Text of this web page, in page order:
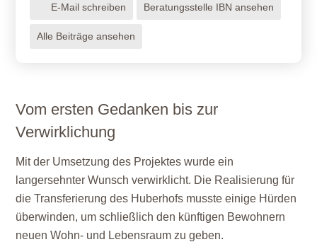
E-Mail schreiben Beratungsstelle IBN ansehen
Alle Beiträge ansehen
Vom ersten Gedanken bis zur
Verwirklichung
Mit der Umsetzung des Projektes wurde ein
langersehnter Wunsch verwirklicht. Die Realisierung für
die Transferierung des Huberhofs musste einige Hürden
überwinden, um schließlich den künftigen Bewohnern
neuen Wohn- und Lebensraum zu geben.